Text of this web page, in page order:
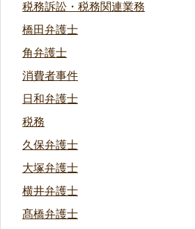
税務訴訟・税務関連業務
橋田弁護士
角弁護士
消費者事件
日和弁護士
税務
久保弁護士
大塚弁護士
横井弁護士
髙橋弁護士